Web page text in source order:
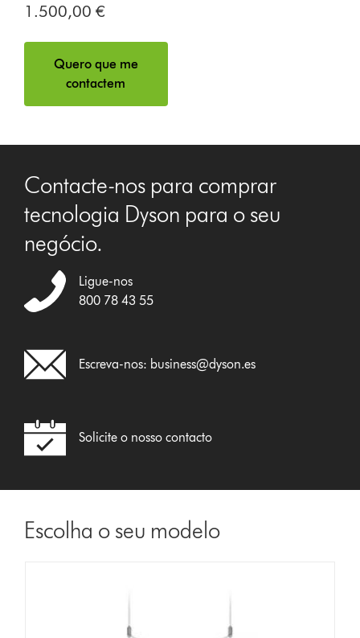
1.500,00 €
Quero que me
contactem
Contacte-nos para comprar
tecnologia Dyson para o seu
negócio.
Ligue-nos
800 78 43 55
Escreva-nos: business@dyson.es
Solicite o nosso contacto
Escolha o seu modelo